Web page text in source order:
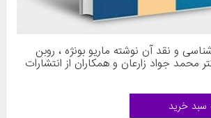
و نقد آن نوشته ماریو بونژه ، روبن
محمد جواد زارعان و همکاران از انتشارات